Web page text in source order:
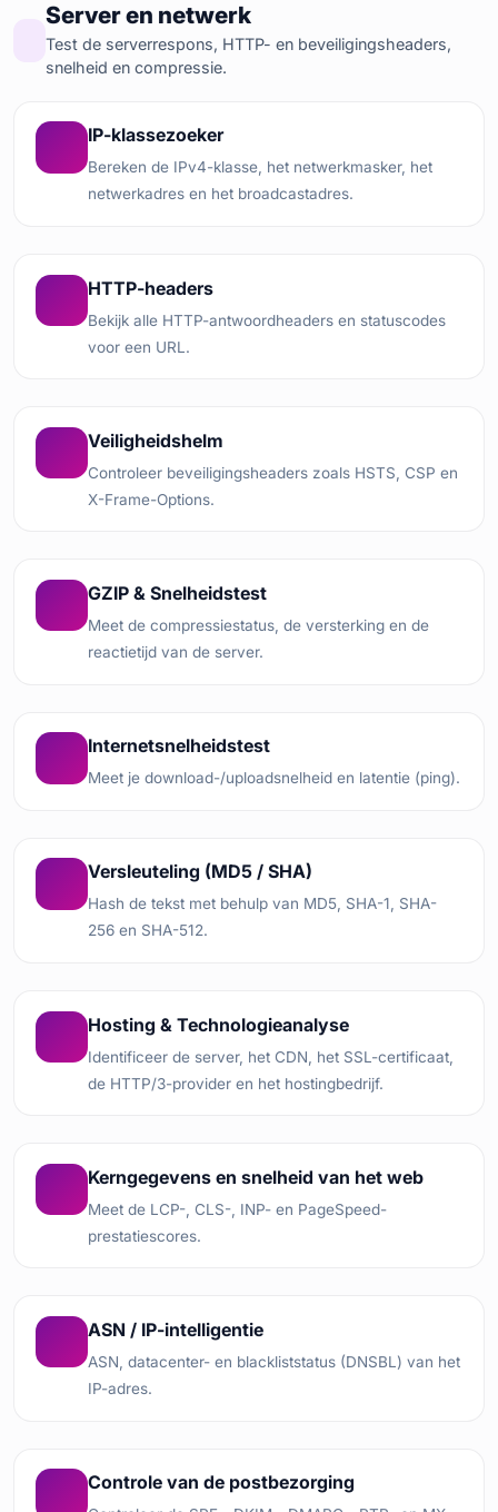
Server en netwerk
Test de serverrespons, HTTP- en beveiligingsheaders,
snelheid en compressie.
IP-klassezoeker
Bereken de IPv4-klasse, het netwerkmasker, het
netwerkadres en het broadcastadres.
HTTP-headers
Bekijk alle HTTP-antwoordheaders en statuscodes
voor een URL.
Veiligheidshelm
Controleer beveiligingsheaders zoals HSTS, CSP en
X-Frame-Options.
GZIP & Snelheidstest
Meet de compressiestatus, de versterking en de
reactietijd van de server.
Internetsnelheidstest
Meet je download-/uploadsnelheid en latentie (ping).
Versleuteling (MD5 / SHA)
Hash de tekst met behulp van MD5, SHA-1, SHA-
256 en SHA-512.
Hosting & Technologieanalyse
Identificeer de server, het CDN, het SSL-certificaat,
de HTTP/3-provider en het hostingbedrijf.
Kerngegevens en snelheid van het web
Meet de LCP-, CLS-, INP- en PageSpeed-
prestatiescores.
ASN / IP-intelligentie
ASN, datacenter- en blackliststatus (DNSBL) van het
IP-adres.
Controle van de postbezorging